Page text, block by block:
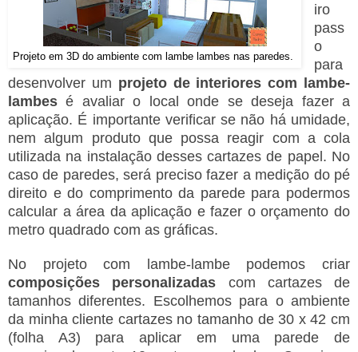
Projeto em 3D do ambiente com lambe lambes nas paredes.
iro
pass
o
para
desenvolver um projeto de interiores com lambe-
lambes é avaliar o local onde se deseja fazer a
aplicação. É importante verificar se não há umidade,
nem algum produto que possa reagir com a cola
utilizada na instalação desses cartazes de papel. No
caso de paredes, será preciso fazer a medição do pé
direito e do comprimento da parede para podermos
calcular a área da aplicação e fazer o orçamento do
metro quadrado com as gráficas.
No projeto com lambe-lambe podemos criar
composições personalizadas com cartazes de
tamanhos diferentes. Escolhemos para o ambiente
da minha cliente cartazes no tamanho de 30 x 42 cm
(folha A3) para aplicar em uma parede de